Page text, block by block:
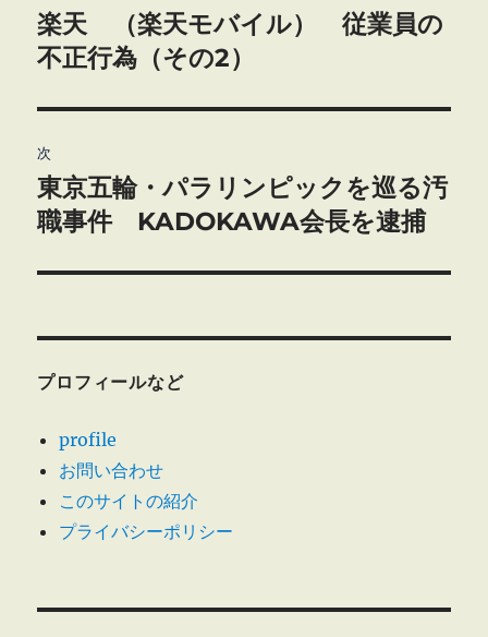
稿
ナ
ビ
ゲ
ー
ン
前
の
稿:
楽天 （楽天モバイル） 従業員の
不正行為（その2）
次
次
の
稿:
東京五輪・パラリンピックを巡る汚
職事件 KADOKAWA会長を逮捕
プロフィールなど
profile
お問い合わせ
このサイトの紹介
プライバシーポリシー